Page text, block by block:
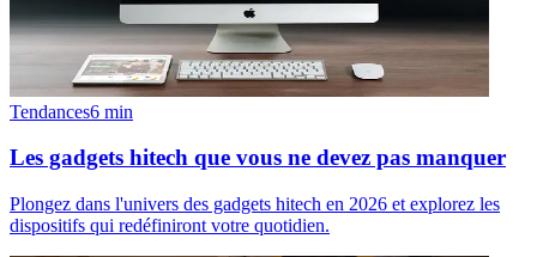
Tendances6 min
Les gadgets hitech que vous ne devez pas manquer
Plongez dans l'univers des gadgets hitech en 2026 et explorez les
dispositifs qui redéfiniront votre quotidien.